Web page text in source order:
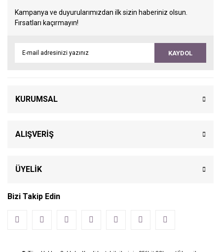
Kampanya ve duyurularımızdan ilk sizin haberiniz olsun.
Fırsatları kaçırmayın!
KAYDOL
KURUMSAL
ALIŞVERİŞ
ÜYELİK
Bizi Takip Edin